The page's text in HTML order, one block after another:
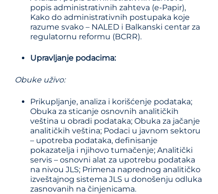
popis administrativnih zahteva (e-Papir),
Kako do administrativnih postupaka koje
razume svako – NALED i Balkanski centar za
regulatornu reformu (BCRR).
Upravljanje podacima:
Obuke uživo:
Prikupljanje, analiza i korišćenje podataka;
Obuka za sticanje osnovnih analitičkih
veština u obradi podataka; Obuka za jačanje
analitičkih veština; Podaci u javnom sektoru
– upotreba podataka, definisanje
pokazatelja i njihovo tumačenje; Analitički
servis – osnovni alat za upotrebu podataka
na nivou JLS; Primena naprednog analitičko
izveštajnog sistema JLS u donošenju odluka
zasnovanih na činjenicama.